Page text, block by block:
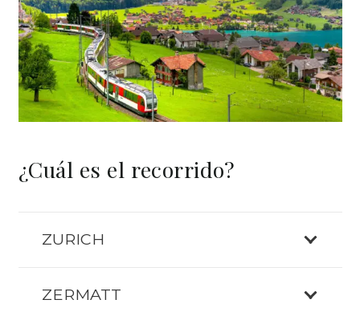
¿Cuál es el recorrido?
ZURICH
ZERMATT